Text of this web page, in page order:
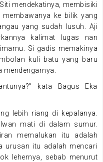
mendekatinya, membisiki
ke bilik yang
yang sudah lusuh. Aji
kalimat lugas nan
Si gadis memakinya
kuli batu yang baru
kata Bagus Eka
lebih riang di kepalanya.
mati di dalam sumur.
memalukan itu adalah
urusan itu adalah mencari
lehernya, sebab menurut